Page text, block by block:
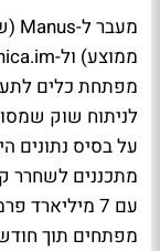
מפתחת כלים
מפתחים תוך